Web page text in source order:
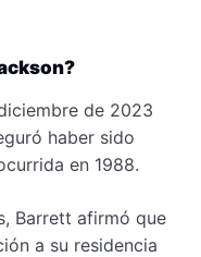
de 2023
haber sido
en 1988.
Barrett afirmó que
a su residencia